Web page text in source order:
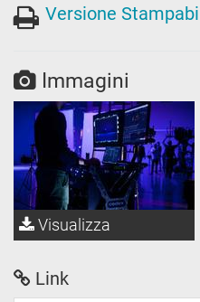
Versione
Immagini
Visualizza
Link